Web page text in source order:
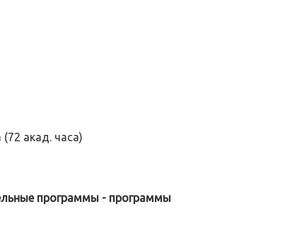
акад. часа)
программы - программы